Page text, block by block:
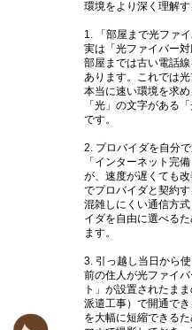
環境をより深く理解
1. 「部屋まで光ファ
実は「光ファイバー
部屋までは古い電話
あります。これでは
本当に速い環境を求
「光」の文字がある
です。
2. プロバイダを自分
「インターネット完
が、速度が遅くても
でプロバイダと契約
混雑しにくい通信方
イダを自由に選べる
ます。
3. 引っ越し当日から
前の住人が光ファイ
ト」が設置されたま
派遣工事）で開通で
を大幅に短縮できる